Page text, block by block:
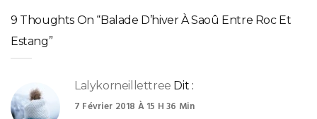
9 Thoughts On “Balade D’hiver À Saoû Entre Roc Et
Estang”
Lalykorneillettree Dit :
7 Février 2018 À 15 H 36 Min